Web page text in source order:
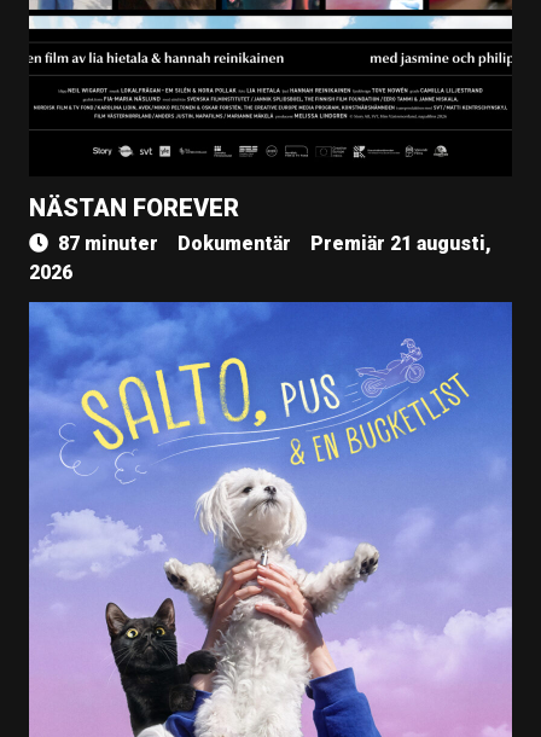
NÄSTAN FOREVER
87 minuter Dokumentär
Premiär 21 augusti,
2026